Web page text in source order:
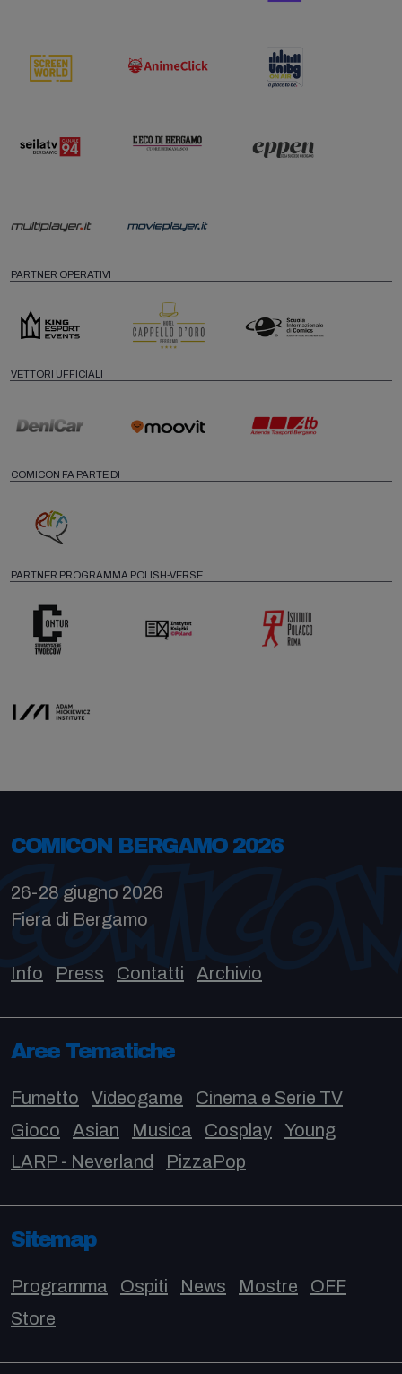
PARTNER OPERATIVI
VETTORI UFFICIALI
COMICON FA PARTE DI
PARTNER PROGRAMMA POLISH-VERSE
COMICON BERGAMO 2026
26-28 giugno 2026
Fiera di Bergamo
Info Press Contatti Archivio
Aree Tematiche
Fumetto Videogame
Cinema e Serie TV
Gioco
Asian Musica Cosplay
Young
LARP - Neverland
PizzaPop
Sitemap
Programma Ospiti News Mostre
OFF
Store